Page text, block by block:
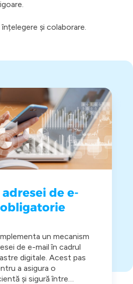
și colaborare.
de e-
un mecanism
de e-mail în cadrul
digitale. Acest pas
a asigura o
și sigură între